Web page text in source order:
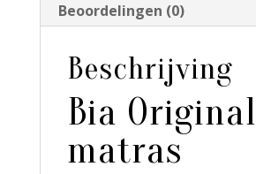
Beoordelingen (0)
Beschrijving
Bia Original
matras